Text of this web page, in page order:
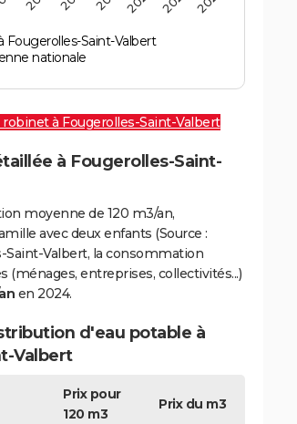
Fougerolles-Saint-Valbert
nationale
robinet à Fougerolles-Saint-Valbert
à Fougerolles-Saint-
moyenne de 120 m3/an,
avec deux enfants (Source :
Saint-Valbert, la consommation
(ménages, entreprises, collectivités...)
en 2024.
d'eau potable à
Valbert
Prix pour
120 m3
Prix du m3